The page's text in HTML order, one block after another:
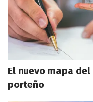
El nuevo mapa
porteño